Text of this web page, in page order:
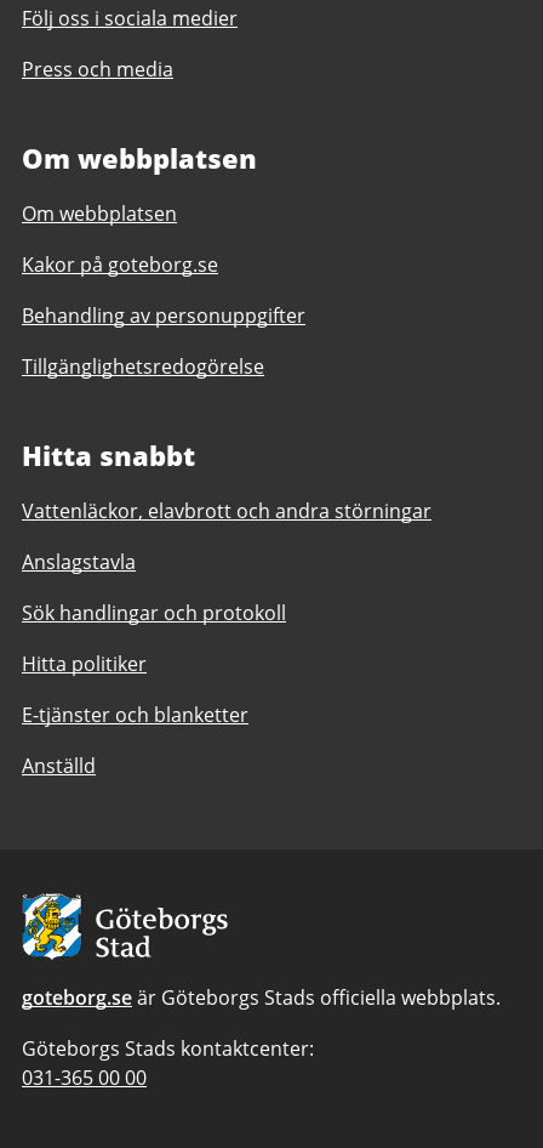
Följ oss i sociala medier
Press och media
Om webbplatsen
Om webbplatsen
Kakor på goteborg.se
Behandling av personuppgifter
Tillgänglighetsredogörelse
Hitta snabbt
Vattenläckor, elavbrott och andra störningar
Anslagstavla
Sök handlingar och protokoll
Hitta politiker
E-tjänster och blanketter
Anställd
Avsändare:
Göteborgs
Stad
goteborg.seär Göteborgs Stads officiella webbplats.
Göteborgs Stads kontaktcenter:
Telefonnummer
031-365 00 00